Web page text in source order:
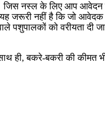
जिस नस्ल के लिए आप
यह जरूरी नहीं है कि जो
पशुपालकों को वरीयता दी
ही, बकरे-बकरी की कीमत